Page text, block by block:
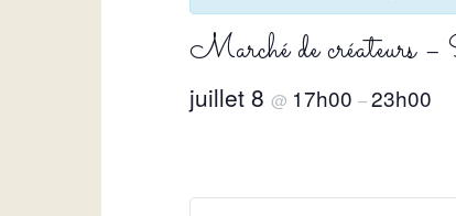
Marché de
juillet 8 @ 17h00 –23h00